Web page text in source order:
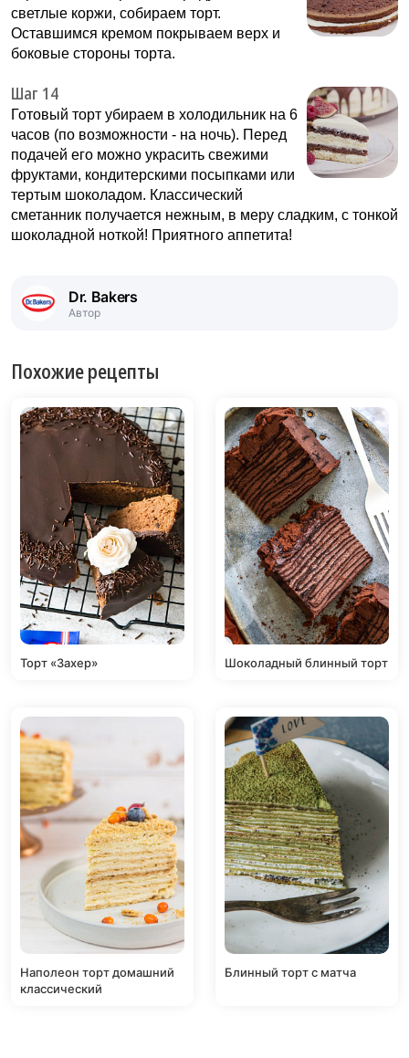
светлые коржи, собираем торт.
Оставшимся кремом покрываем верх и
боковые стороны торта.
Шаг 14
Готовый торт убираем в холодильник на 6
часов (по возможности - на ночь). Перед
подачей его можно украсить свежими
фруктами, кондитерскими посыпками или
тертым шоколадом. Классический
сметанник получается нежным, в меру сладким, с тонкой
шоколадной ноткой! Приятного аппетита!
Dr. Bakers
Автор
Похожие рецепты
Торт «Захер» Шоколадный блинный торт
Наполеон торт домашний
классический
Блинный торт с матча